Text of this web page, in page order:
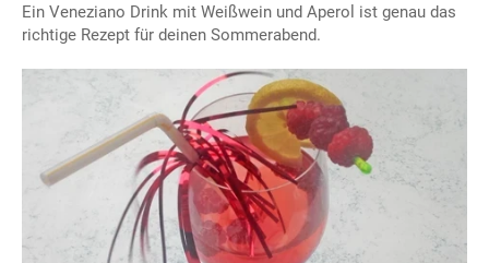
Ein Veneziano Drink mit Weißwein und Aperol ist genau das
richtige Rezept für deinen Sommerabend.